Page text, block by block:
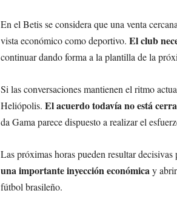
En el Betis se considera que una venta
vista económico como deportivo. El club
continuar dando forma a la plantilla de la
Si las conversaciones mantienen el ritmo
Heliópolis. El acuerdo todavía no está
da Gama parece dispuesto a realizar el
Las próximas horas pueden resultar
una importante inyección económicay
fútbol brasileño.